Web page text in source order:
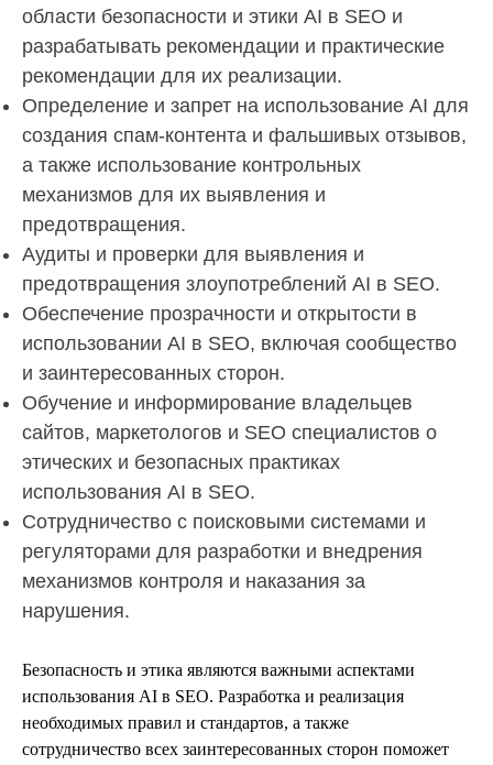
области безопасности и этики AI в SEO и
разрабатывать рекомендации и практические
рекомендации для их реализации.
Определение и запрет на использование AI для
создания спам-контента и фальшивых отзывов,
а также использование контрольных
механизмов для их выявления и
предотвращения.
Аудиты и проверки для выявления и
предотвращения злоупотреблений AI в SEO.
Обеспечение прозрачности и открытости в
использовании AI в SEO, включая сообщество
и заинтересованных сторон.
Обучение и информирование владельцев
сайтов, маркетологов и SEO специалистов о
этических и безопасных практиках
использования AI в SEO.
Сотрудничество с поисковыми системами и
регуляторами для разработки и внедрения
механизмов контроля и наказания за
нарушения.
Безопасность и этика являются важными аспектами
использования AI в SEO. Разработка и реализация
необходимых правил и стандартов, а также
сотрудничество всех заинтересованных сторон поможет